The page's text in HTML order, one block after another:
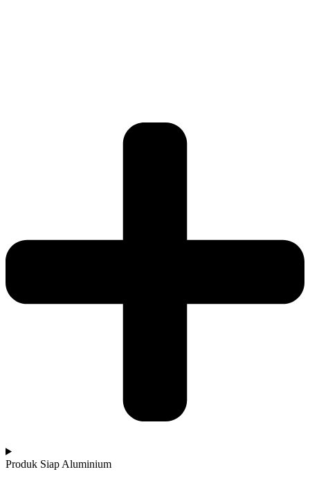
Produk Siap Aluminium